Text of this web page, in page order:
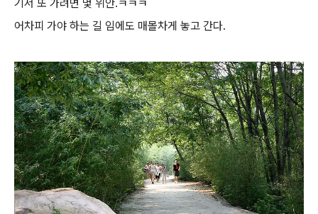
기서 또 가려면 몇 위안.ㅋㅋㅋ
어차피 가야 하는 길 임에도 매몰차게 놓고 간다.